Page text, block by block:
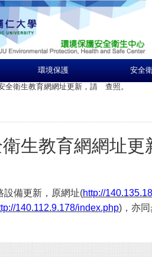
環境保護 安全
全衛生教育網網址更新，請 查照。
生教育網網址
設備更新，原網址(http://
140.112.9.178/index.php)，亦